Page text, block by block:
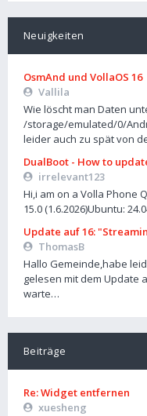
Neuigkeiten
OsmAnd und VollaOS 16
Vallila
Wie löscht man Daten
/storage/emulated/0/
leider auch zu spät von
DualBoot - How to
irrelevant123
Hi,i am on a Volla Phone
15.0 (1.6.2026)Ubuntu:
Update auf 16:
ThomasB
Hallo Gemeinde,habe
gelesen mit dem Update
warte…
Beiträge
Re: Widget entfernen
xuesheng